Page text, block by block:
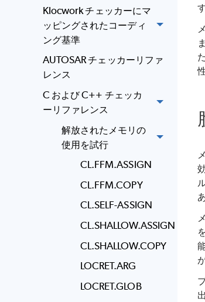
Klocwork チェッカーにマ
ッピングされたコーディ
ング基準
AUTOSAR チェッカーリファ
レンス
C および C++ チェッカ
ーリファレンス
解放されたメモリの
使用を試行
CL.FFM.ASSIGN
CL.FFM.COPY
CL.SELF-ASSIGN
CL.SHALLOW.ASSIGN
CL.SHALLOW.COPY
LOCRET.ARG
LOCRET.GLOB